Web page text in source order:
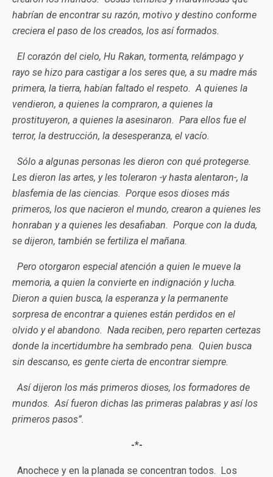
habrían de encontrar su razón, motivo y destino conforme
creciera el paso de los creados, los así formados.
El corazón del cielo, Hu Rakan, tormenta, relámpago y
rayo se hizo para castigar a los seres que, a su madre más
primera, la tierra, habían faltado el respeto. A quienes la
vendieron, a quienes la compraron, a quienes la
prostituyeron, a quienes la asesinaron. Para ellos fue el
terror, la destrucción, la desesperanza, el vacío.
Sólo a algunas personas les dieron con qué protegerse.
Les dieron las artes, y les toleraron -y hasta alentaron-, la
blasfemia de las ciencias. Porque esos dioses más
primeros, los que nacieron el mundo, crearon a quienes les
honraban y a quienes les desafiaban. Porque con la duda,
se dijeron, también se fertiliza el mañana.
Pero otorgaron especial atención a quien le mueve la
memoria, a quien la convierte en indignación y lucha.
Dieron a quien busca, la esperanza y la permanente
sorpresa de encontrar a quienes están perdidos en el
olvido y el abandono. Nada reciben, pero reparten certezas
donde la incertidumbre ha sembrado pena. Quien busca
sin descanso, es gente cierta de encontrar siempre.
Así dijeron los más primeros dioses, los formadores de
mundos. Así fueron dichas las primeras palabras y así los
primeros pasos”.
-*-
Anochece y en la planada se concentran todos. Los